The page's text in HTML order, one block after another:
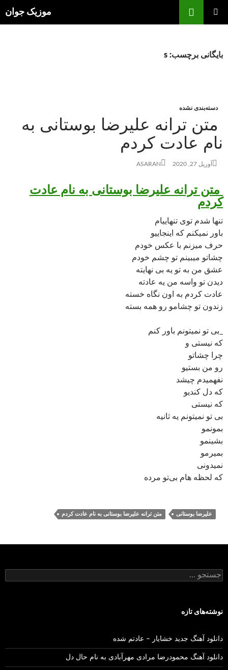
موزیک جوان
بایگانی برچسب: s
دسته‌بندی نشده
متن ترانه علیرضا بوستانی به
نام عادت کردم
آوریل 27, 2020 ASARAN
متن ترانه علیرضا بوستانی به نام عادت
کردم
تنها شدم توی تنهاییام
باور نمیکنم که اینجاییو
حرف میزنم با عکس خودم
چشاتو میبینم تو چشم خودم
عشق من به تو یه بی نهایته
دیدن تو واسه من یه عادته
عادت کردم به اون نگاه خسته
زندون تو چشامو رو همه بسته
_بی تو نمیتونم باور کنم
که نیستی و
چرا چشاتو
رو من بستیو
نفهمیدم چیشد
که دل کندیو
که نیستی
بی تو نمیتونم یه ثانیه
بمونمو
بشینمو
بمیرمو
نمیدونی
که لحظه هام بی‌تو مرده
علیرضا بوستانی متن ترانه علیرضا بوستانی به نام عادت کردم
جستجو
برای:
نوشته‌های تازه
دانلود آهنگ جدید خشایار – عادتم شده
دانلود آهنگ محمودرضا مرادی مهرآبادی به نام حال دل